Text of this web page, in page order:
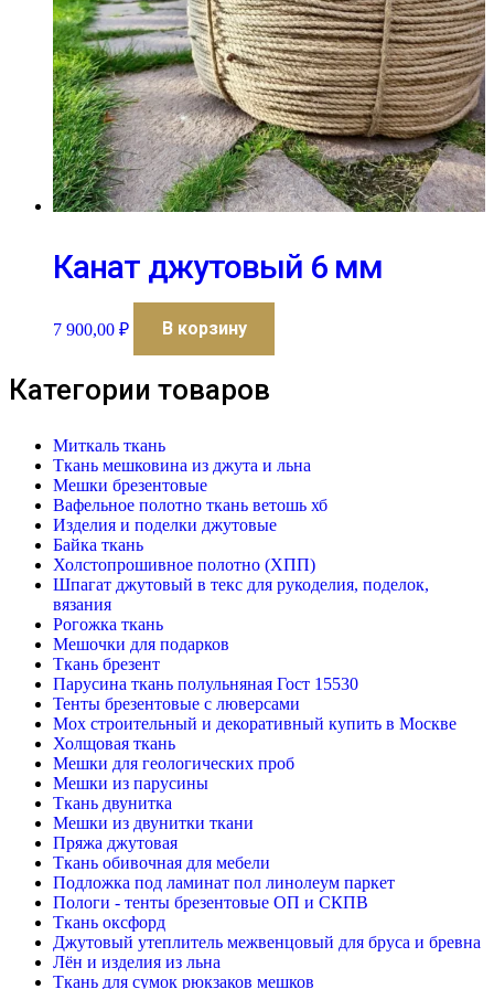
Канат джутовый 6 мм
7 900,00 ₽ В корзину
Категории товаров
Миткаль ткань
Ткань мешковина из джута и льна
Мешки брезентовые
Вафельное полотно ткань ветошь хб
Изделия и поделки джутовые
Байка ткань
Холстопрошивное полотно (ХПП)
Шпагат джутовый в текс для рукоделия, поделок,
вязания
Рогожка ткань
Мешочки для подарков
Ткань брезент
Парусина ткань полульняная Гост 15530
Тенты брезентовые с люверсами
Мох строительный и декоративный купить в Москве
Холщовая ткань
Мешки для геологических проб
Мешки из парусины
Ткань двунитка
Мешки из двунитки ткани
Пряжа джутовая
Ткань обивочная для мебели
Подложка под ламинат пол линолеум паркет
Пологи - тенты брезентовые ОП и СКПВ
Ткань оксфорд
Джутовый утеплитель межвенцовый для бруса и бревна
Лён и изделия из льна
Ткань для сумок рюкзаков мешков